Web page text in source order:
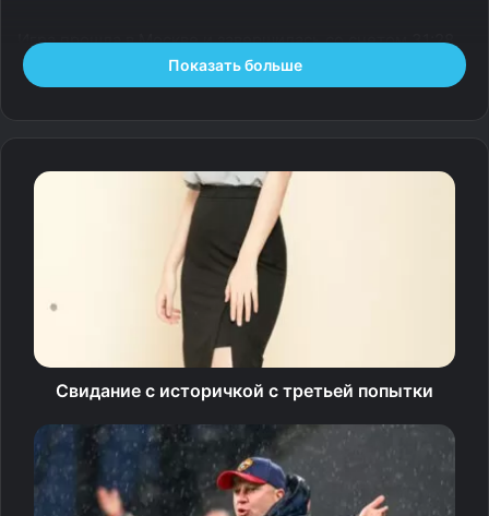
Игра прошла в Москве и завершилась со счетом 31:28
(16:14, 15:14) в пользу гостей.
27:20 (12:10, 15:10), а краснодарская «Кубань» в гостях
одержала победу над тольяттинской «Ладой» — 29:25
Прямые трансляции матчей женской гандбольной
Суперлиги смотрите в эфире телеканалов группы
«Матч», а также на сайтах matchtv.ru и sportbox.ru.
Источник
Показать больше
Свидание с историчкой с третьей попытки